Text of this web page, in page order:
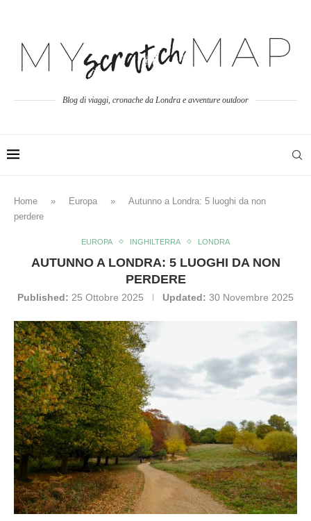
Blog di viaggi, cronache da Londra e avventure outdoor
Home » Europa »
Autunno a Londra: 5 luoghi da non
perdere
EUROPA INGHILTERRA LONDRA
AUTUNNO A LONDRA: 5 LUOGHI DA NON
PERDERE
Published: 25 Ottobre 2025 Updated: 30 Novembre 2025